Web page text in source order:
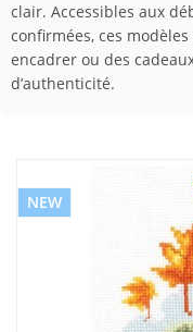
clair. Accessibles aux
confirmées, ces
encadrer ou des
d’authenticité.
NEW